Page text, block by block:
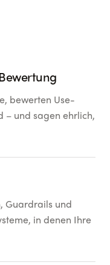
bewerten Use-
– und sagen ehrlich,
Guardrails und
in denen Ihre